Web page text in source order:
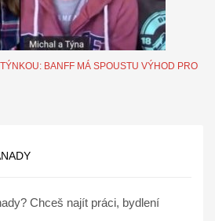
BANFF MÁ SPOUSTU VÝHOD PRO
Chceš najít práci, bydlení